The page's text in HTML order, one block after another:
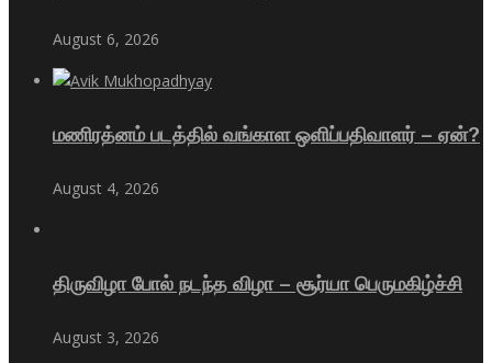
August 6, 2026
மணிரத்னம் படத்தில் வங்காள ஒளிப்பதிவாளர் – ஏன்?
August 4, 2026
திருவிழா போல் நடந்த விழா – சூர்யா பெருமகிழ்ச்சி
August 3, 2026